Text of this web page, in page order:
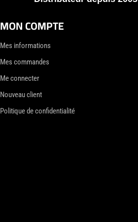
MON COMPTE
Mes informations
Mes commandes
Me connecter
Nouveau client
Politique de confidentialité